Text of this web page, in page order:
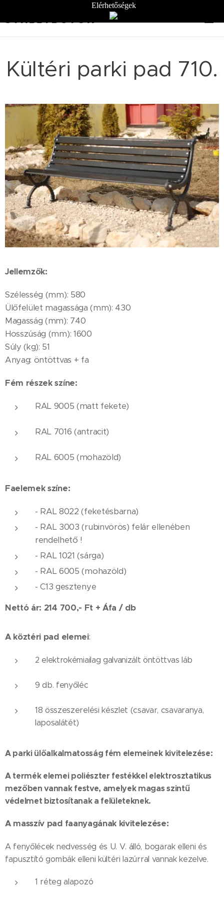
STREETBÚTOR
Kültéri parki pad 710.
Jellemzők:
Szélesség (mm): 580
Ülőfelület magassága (mm): 430
Magasság (mm): 740
Hosszúság (mm): 1600
Súly (kg): 51
Anyag: öntöttvas + fa
Fém részek színe:
RAL 9005 (matt fekete)
RAL 7016 (antracit)
RAL 6005 (mohazöld)
Faelemek színe:
- RAL 8022 (feketésbarna)
- RAL 3003 (rubinvörös) felár ellenében
rendelhető !
- RAL 1021 (sárga)
- RAL 6005 (mohazöld)
- C13 gesztenye
Nettó ár: 214 700,- Ft + Áfa / db
A köztéri pad elemei:
2 elektrokémiailag galvanizált öntöttvas láb
9 db. fenyőléc
18 összeszerelési készlet (csavar, csavaranya,
laposalátét)
A parki ülőalkalmatosság fém elemeinek kivitelezése:
A termék elemei poliészter festékkel elektrosztatikus
mezőben vannak festve, amelyek magas szintű
védelmet biztosítanak a felületeknek.
A masszív pad faanyagának kivitelezése:
A fenyőlécek nedvesség és U. V. álló, bogarak elleni és
fapusztító gombák elleni kültéri lazúrral vannak kezelve.
1 réteg alapozó
Elérhetőségek